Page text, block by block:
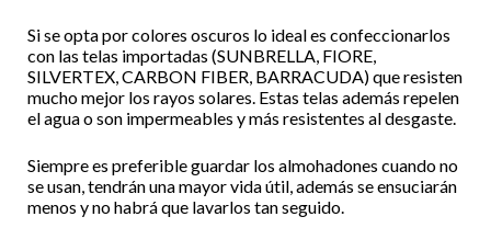
Si se opta por colores oscuros lo ideal es confeccionarlos
con las telas importadas (SUNBRELLA, FIORE,
SILVERTEX, CARBON FIBER, BARRACUDA) que resisten
mucho mejor los rayos solares. Estas telas además repelen
el agua o son impermeables y más resistentes al desgaste.
Siempre es preferible guardar los almohadones cuando no
se usan, tendrán una mayor vida útil, además se ensuciarán
menos y no habrá que lavarlos tan seguido.